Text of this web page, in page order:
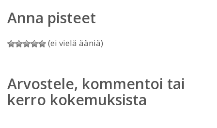
Anna pisteet
(ei vielä ääniä)
Arvostele, kommentoi tai
kerro kokemuksista